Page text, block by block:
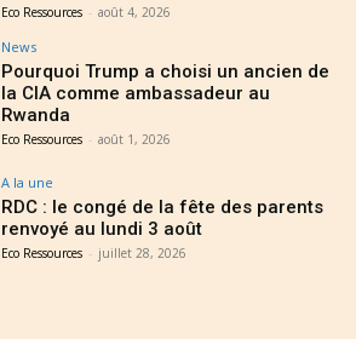
Eco Ressources - août 4, 2026
News
Pourquoi Trump a choisi un ancien de
la CIA comme ambassadeur au
Rwanda
Eco Ressources - août 1, 2026
A la une
RDC : le congé de la fête des parents
renvoyé au lundi 3 août
Eco Ressources - juillet 28, 2026